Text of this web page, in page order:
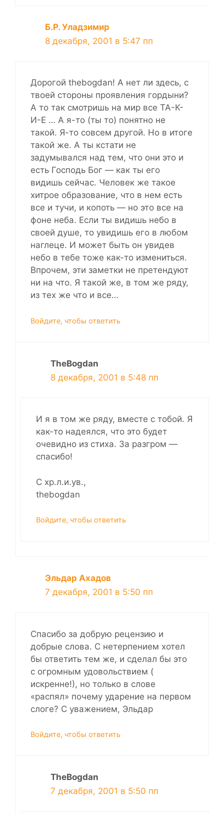
Б.Р. Уладзимир
8 декабря, 2001 в 5:47 пп
Дорогой thebogdan! А нет ли здесь, с
твоей стороны проявления гордыни?
А то так смотришь на мир все ТА-К-
И-Е … А я-то (ты то) понятно не
такой. Я-то совсем другой. Но в итоге
такой же. А ты кстати не
задумывался над тем, что они это и
есть Господь Бог — как ты его
видишь сейчас. Человек же такое
хитрое образование, что в нем есть
все и тучи, и копоть — но это все на
фоне неба. Если ты видишь небо в
своей душе, то увидишь его в любом
наглеце. И может быть он увидев
небо в тебе тоже как-то измениться.
Впрочем, эти заметки не претендуют
ни на что. Я такой же, в том же ряду,
из тех же что и все…
Войдите, чтобы ответить
TheBogdan
8 декабря, 2001 в 5:48 пп
И я в том же ряду, вместе с тобой. Я
как-то надеялся, что это будет
очевидно из стиха. За разгром —
спасибо!
С хр.л.и.ув.,
thebogdan
Войдите, чтобы ответить
Эльдар Ахадов
7 декабря, 2001 в 5:50 пп
Спасибо за добрую рецензию и
добрые слова. С нетерпением хотел
бы ответить тем же, и сделал бы это
с огромным удовольствием (
искренне!), но только в слове
«распял» почему ударение на первом
слоге? С уважением, Эльдар
Войдите, чтобы ответить
TheBogdan
7 декабря, 2001 в 5:50 пп